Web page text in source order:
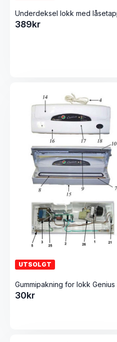
389kr
UTSOLGT
Gummipakning for lokk Genius
30kr